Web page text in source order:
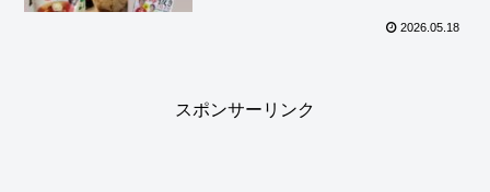
2026.05.18
スポンサーリンク